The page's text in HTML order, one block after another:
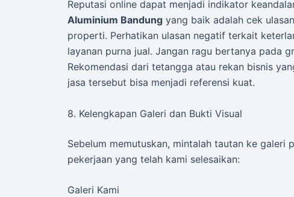
Reputasi online dapat menjadi indikator
Aluminium Bandung yang baik adalah cek
properti. Perhatikan ulasan negatif terkait
layanan purna jual. Jangan ragu bertanya pada
Rekomendasi dari tetangga atau rekan bisnis
jasa tersebut bisa menjadi referensi kuat.
8. Kelengkapan Galeri dan Bukti Visual
Sebelum memutuskan, mintalah tautan ke galeri
pekerjaan yang telah kami selesaikan:
Galeri Kami